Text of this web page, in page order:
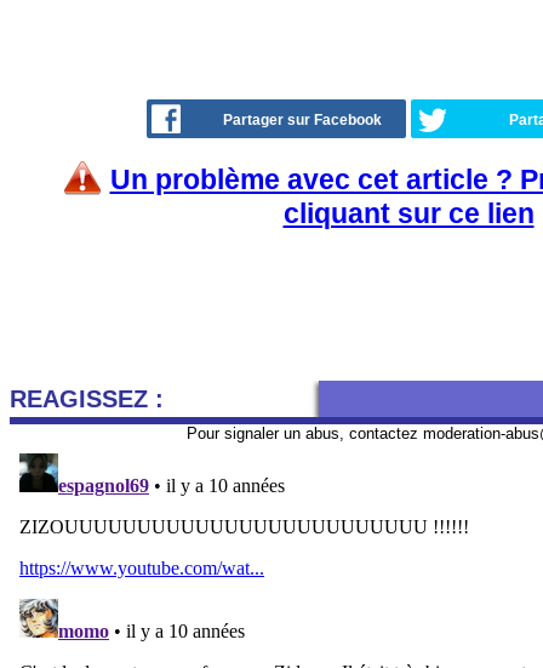
Partager sur Facebook
Un problème avec cet article ?
cliquant sur ce lien
REAGISSEZ :
Pour signaler un abus, contactez moderation-